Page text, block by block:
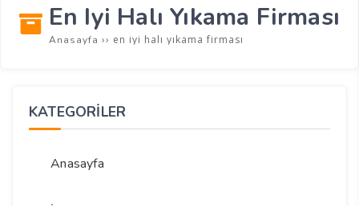
En Iyi Halı Yıkama Firması
Anasayfa ›› en iyi halı yıkama firması
KATEGORİLER
Anasayfa